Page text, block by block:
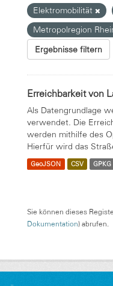
Elektromobilität
Metropolregion
Ergebnisse filtern
Erreichbarkeit von
Als Datengrundlage
verwendet. Die
werden mithilfe des
Hierfür wird das
GeoJSON CSV GPKG
Sie können dieses
Dokumentation) abrufen.